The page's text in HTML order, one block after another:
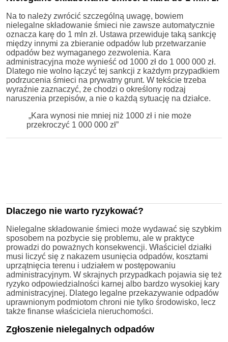
Na to należy zwrócić szczególną uwagę, bowiem
nielegalne składowanie śmieci nie zawsze automatycznie
oznacza karę do 1 mln zł. Ustawa przewiduje taką sankcję
między innymi za zbieranie odpadów lub przetwarzanie
odpadów bez wymaganego zezwolenia. Kara
administracyjna może wynieść od 1000 zł do 1 000 000 zł.
Dlatego nie wolno łączyć tej sankcji z każdym przypadkiem
podrzucenia śmieci na prywatny grunt. W tekście trzeba
wyraźnie zaznaczyć, że chodzi o określony rodzaj
naruszenia przepisów, a nie o każdą sytuację na działce.
„Kara wynosi nie mniej niż 1000 zł i nie może
przekroczyć 1 000 000 zł”
Dlaczego nie warto ryzykować?
Nielegalne składowanie śmieci może wydawać się szybkim
sposobem na pozbycie się problemu, ale w praktyce
prowadzi do poważnych konsekwencji. Właściciel działki
musi liczyć się z nakazem usunięcia odpadów, kosztami
uprzątnięcia terenu i udziałem w postępowaniu
administracyjnym. W skrajnych przypadkach pojawia się też
ryzyko odpowiedzialności karnej albo bardzo wysokiej kary
administracyjnej. Dlatego legalne przekazywanie odpadów
uprawnionym podmiotom chroni nie tylko środowisko, lecz
także finanse właściciela nieruchomości.
Zgłoszenie nielegalnych odpadów